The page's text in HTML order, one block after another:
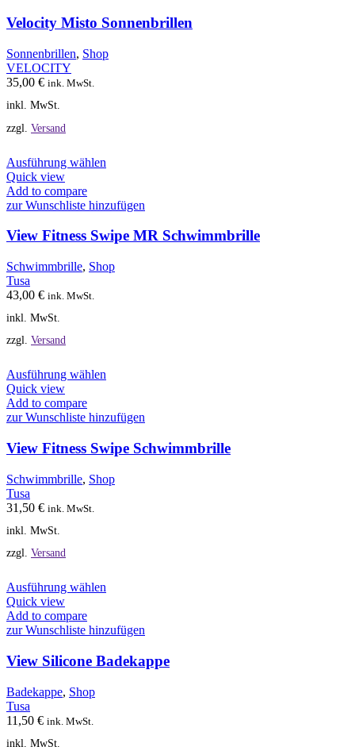
auf.
Optionen
können
Velocity Misto Sonnenbrillen
Sonnenbrillen, Shop
VELOCITY
35,00 € ink. MwSt.
inkl. MwSt.
zzgl. Versand
Ausführung wählen
mehrere
auf.
Die
Optionen
können
Quick view
Add to compare
zur Wunschliste hinzufügen
View Fitness Swipe MR Schwimmbrille
Schwimmbrille, Shop
Tusa
43,00 € ink. MwSt.
inkl. MwSt.
zzgl. Versand
Ausführung wählen
mehrere
auf.
Die
können
Quick view
Add to compare
zur Wunschliste hinzufügen
View Fitness Swipe Schwimmbrille
Schwimmbrille, Shop
Tusa
31,50 € ink. MwSt.
inkl. MwSt.
zzgl. Versand
Ausführung wählen
mehrere
auf.
Die
Quick view
Add to compare
zur Wunschliste hinzufügen
View Silicone Badekappe
Badekappe, Shop
Tusa
11,50 € ink. MwSt.
inkl. MwSt.